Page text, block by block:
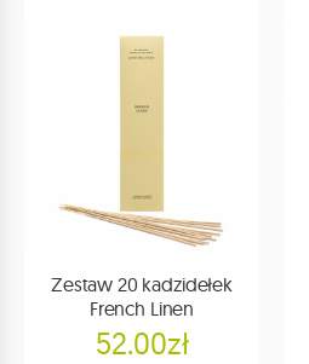
Zestaw 20 kadzidełek
French Linen
52.00zł